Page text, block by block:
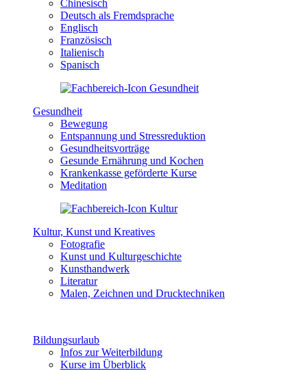
Chinesisch
Deutsch als Fremdsprache
Englisch
Französisch
Italienisch
Spanisch
Gesundheit
Bewegung
Entspannung und Stressreduktion
Gesundheitsvorträge
Gesunde Ernährung und Kochen
Krankenkasse geförderte Kurse
Meditation
Kultur, Kunst und Kreatives
Fotografie
Kunst und Kulturgeschichte
Kunsthandwerk
Literatur
Malen, Zeichnen und Drucktechniken
Bildungsurlaub
Infos zur Weiterbildung
Kurse im Überblick